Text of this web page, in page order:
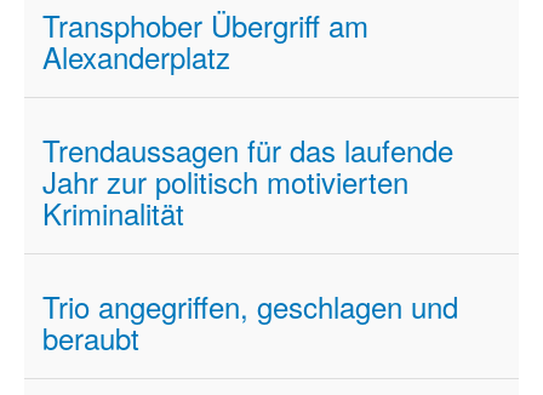
Transphober Übergriff am
Alexanderplatz
Trendaussagen für das laufende
Jahr zur politisch motivierten
Kriminalität
Trio angegriffen, geschlagen und
beraubt